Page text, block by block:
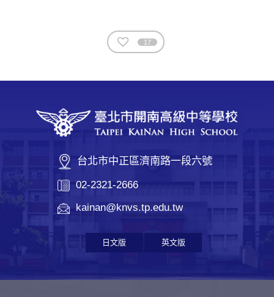
17
台北市中正區濟南路一段六號
02-2321-2666
kainan@knvs.tp.edu.tw
日文版 英文版